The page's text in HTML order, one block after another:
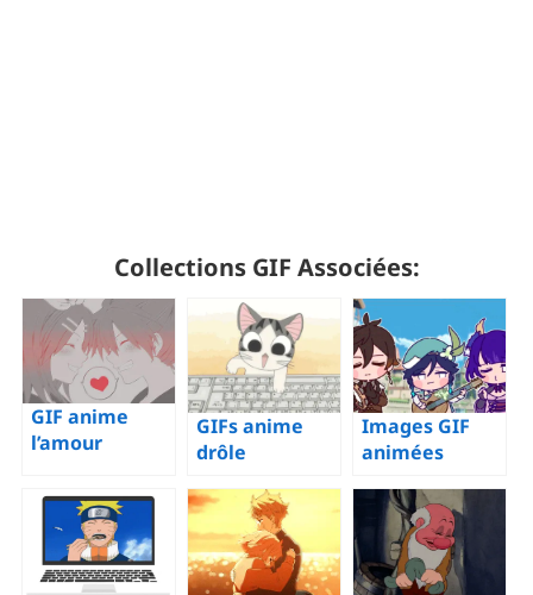
Collections GIF Associées:
GIF anime
l’amour
GIFs anime
drôle
Images GIF
animées
Impact